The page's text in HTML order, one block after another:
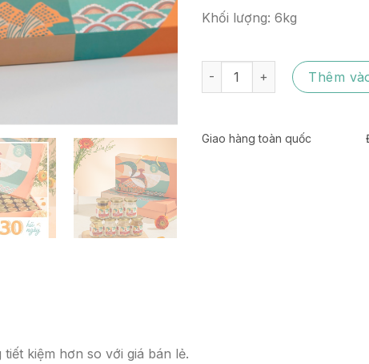
Khối lượng: 6kg
[Gói Đong Đầy] Gói 30 hũ Mix
Thêm
Giao hàng toàn quốc
kiệm hơn so với giá bán lẻ.